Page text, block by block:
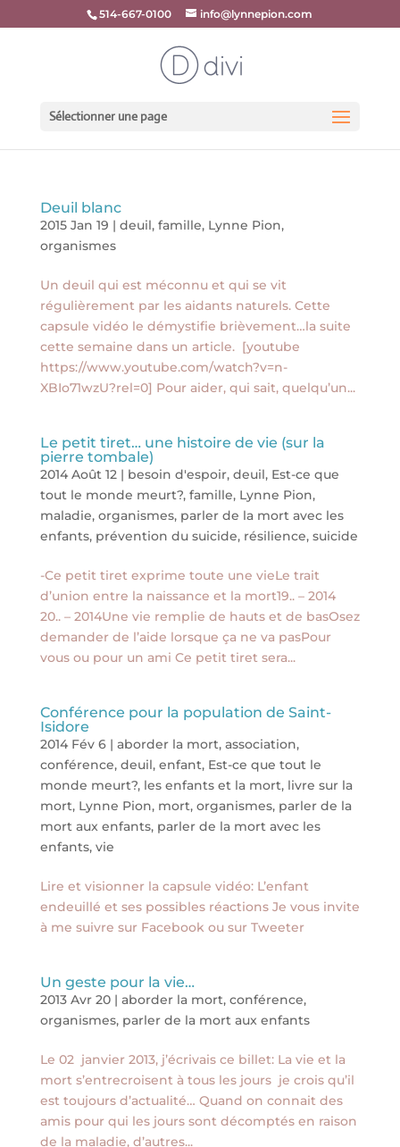
514-667-0100 info@lynnepion.com
Sélectionner une page
Deuil blanc
2015 Jan 19 | deuil, famille, Lynne Pion,
organismes
Un deuil qui est méconnu et qui se vit
régulièrement par les aidants naturels. Cette
capsule vidéo le démystifie brièvement…la suite
cette semaine dans un article. [youtube
https://www.youtube.com/watch?v=n-
XBIo71wzU?rel=0] Pour aider, qui sait, quelqu’un...
Le petit tiret… une histoire de vie (sur la
pierre tombale)
2014 Août 12| besoin d'espoir, deuil, Est-ce que
tout le monde meurt?, famille, Lynne Pion,
maladie, organismes, parler de la mort avec les
enfants, prévention du suicide, résilience, suicide
-Ce petit tiret exprime toute une vieLe trait
d’union entre la naissance et la mort19.. – 2014
20.. – 2014Une vie remplie de hauts et de basOsez
demander de l’aide lorsque ça ne va pasPour
vous ou pour un ami Ce petit tiret sera...
Conférence pour la population de Saint-
Isidore
2014 Fév 6| aborder la mort, association,
conférence, deuil, enfant, Est-ce que tout le
monde meurt?, les enfants et la mort, livre sur la
mort, Lynne Pion, mort, organismes, parler de la
mort aux enfants, parler de la mort avec les
enfants, vie
Lire et visionner la capsule vidéo: L’enfant
endeuillé et ses possibles réactions Je vous invite
à me suivre sur Facebook ou sur Tweeter
Un geste pour la vie…
2013 Avr 20| aborder la mort, conférence,
organismes, parler de la mort aux enfants
Le 02 janvier 2013, j’écrivais ce billet: La vie et la
mort s’entrecroisent à tous les jours je crois qu’il
est toujours d’actualité… Quand on connait des
amis pour qui les jours sont décomptés en raison
de la maladie, d’autres...